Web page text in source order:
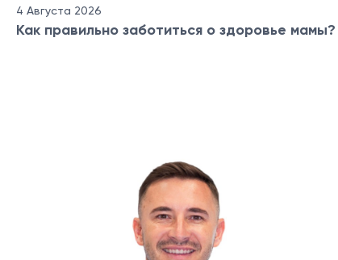
4 Августа 2026
Как правильно заботиться о здоровье мамы?